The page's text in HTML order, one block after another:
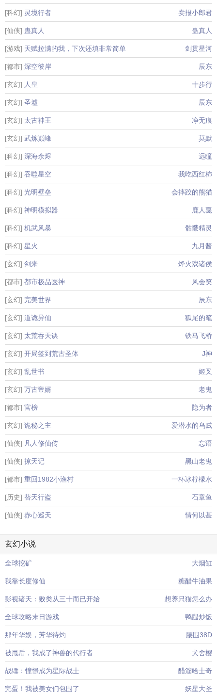
[科幻] 灵境行者 卖报小郎君
[仙侠] 蛊真人 蛊真人
[游戏] 天赋拉满的我，下次还填非常简单 剑贯星河
[都市] 深空彼岸 辰东
[玄幻] 人皇 十步行
[玄幻] 圣墟 辰东
[玄幻] 太古神王 净无痕
[玄幻] 武炼巅峰 莫默
[科幻] 深海余烬 远瞳
[科幻] 吞噬星空 我吃西红柿
[科幻] 光明壁垒 会摔跤的熊猫
[科幻] 神明模拟器 鹿人戛
[科幻] 机武风暴 骷髅精灵
[科幻] 星火 九月酱
[玄幻] 剑来 烽火戏诸侯
[都市] 都市极品医神 风会笑
[玄幻] 完美世界 辰东
[玄幻] 道诡异仙 狐尾的笔
[玄幻] 太荒吞天诀 铁马飞桥
[玄幻] 开局签到荒古圣体 J神
[玄幻] 乱世书 姬叉
[玄幻] 万古帝婿 老鬼
[都市] 官榜 隐为者
[玄幻] 诡秘之主 爱潜水的乌贼
[仙侠] 凡人修仙传 忘语
[仙侠] 掠天记 黑山老鬼
[都市] 重回1982小渔村 一杯冰柠檬水
[历史] 替天行盗 石章鱼
[仙侠] 赤心巡天 情何以甚
玄幻小说
全球挖矿 大烟缸
我靠长度修仙 糖醋牛油果
影视诸天：败类从三十而已开始 想养只猫怎么办
全球攻略末日游戏 鸭腿炒饭
那年华娱，芳华待灼 腰围38D
被甩后，我成了神兽的代行者 犬舍樱
战锤：憧憬成为星际战士 醋溜哈士奇
完蛋！我被美女们包围了 妖星大圣